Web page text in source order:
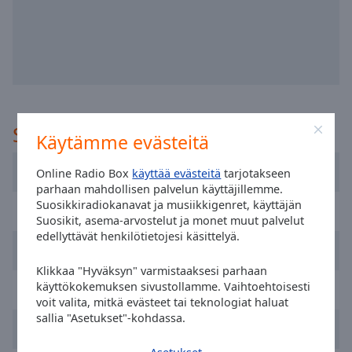
Käytämme evästeitä
Online Radio Box käyttää evästeitä tarjotakseen
parhaan mahdollisen palvelun käyttäjillemme.
Suosikkiradiokanavat ja musiikkigenret, käyttäjän
Suosikit, asema-arvostelut ja monet muut palvelut
edellyttävät henkilötietojesi käsittelyä.
Klikkaa "Hyväksyn" varmistaaksesi parhaan
käyttökokemuksen sivustollamme. Vaihtoehtoisesti
voit valita, mitkä evästeet tai teknologiat haluat
sallia "Asetukset"-kohdassa.
Picture
Fullscreen
This
modal
window.
window.
Escape
Suositeltu
Sky Radio
NPO Radio 2
SLAM!
Q Music